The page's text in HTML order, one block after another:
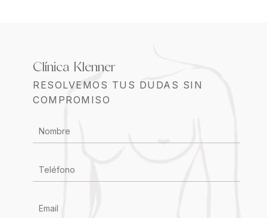
Clínica Klenner
RESOLVEMOS TUS DUDAS SIN
COMPROMISO
CONTACTO